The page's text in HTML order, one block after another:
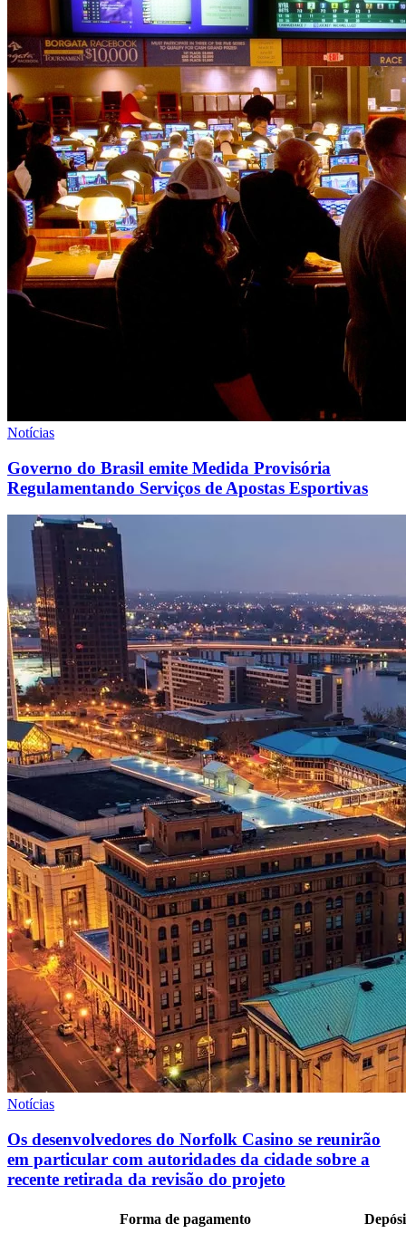
Notícias
Governo do Brasil emite Medida Provisória
Regulamentando Serviços de Apostas Esportivas
Notícias
Os desenvolvedores do Norfolk Casino se reunirão
em particular com autoridades da cidade sobre a
recente retirada da revisão do projeto
Forma de pagamento